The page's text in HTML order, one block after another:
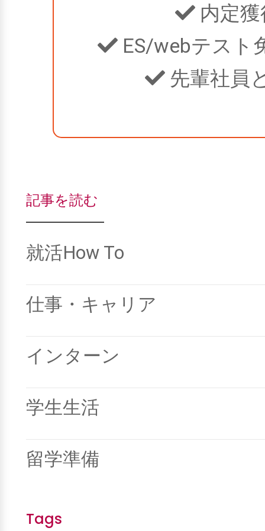
内定
ES/webテスト
先輩社員
記事を読む
就活How To
仕事・キャリア
インターン
学生生活
留学準備
Tags